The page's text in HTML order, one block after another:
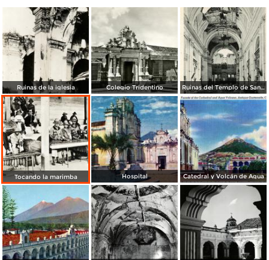
Ruinas de la iglesia Colegio Tridentino Ruinas del Templo de San Francisco
Tocando la marimba Hospital Catedral y Volcán de Agua